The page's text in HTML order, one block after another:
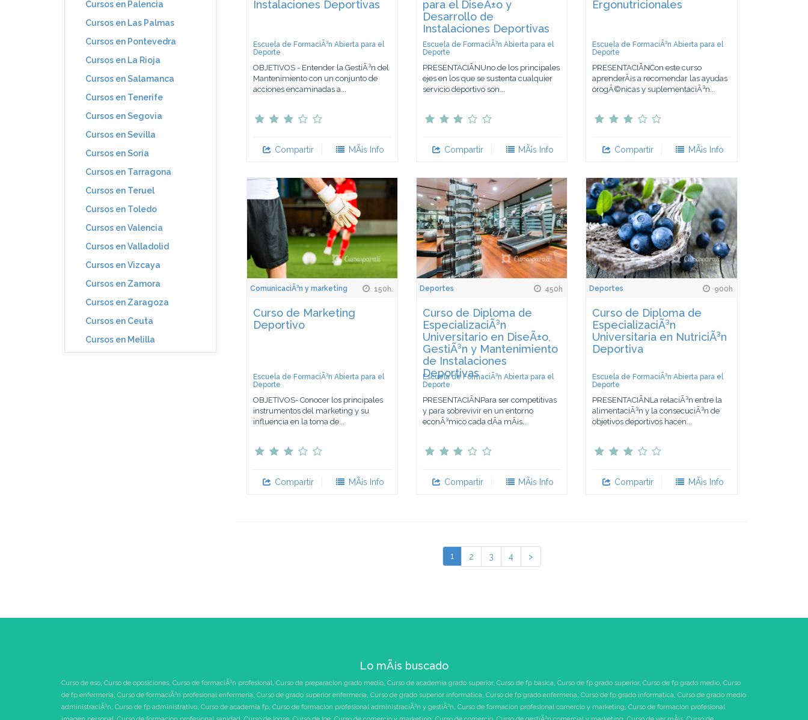
Cursos en Palencia
Cursos en Las Palmas
Cursos en Pontevedra
Cursos en La Rioja
Cursos en Salamanca
Cursos en Tenerife
Cursos en Segovia
Cursos en Sevilla
Cursos en Soria
Cursos en Tarragona
Cursos en Teruel
Cursos en Toledo
Cursos en Valencia
Cursos en Valladolid
Cursos en Vizcaya
Cursos en Zamora
Cursos en Zaragoza
Cursos en Ceuta
Cursos en Melilla
Instalaciones Deportivas
Escuela de FormaciÃ³n Abierta para el
Deporte
OBJETIVOS - Entender la GestiÃ³n del
Mantenimiento con un conjunto de
acciones encaminadas a...
Compartir MÃ¡s Info
para el DiseÃ±o y
Desarrollo de
Instalaciones Deportivas
Escuela de FormaciÃ³n Abierta para el
Deporte
PRESENTACIÃNUno de los principales
ejes en los que se sustenta cualquier
servicio deportivo son...
Compartir MÃ¡s Info
Ergonutricionales
Escuela de FormaciÃ³n Abierta para el
Deporte
PRESENTACIÃNCon este curso
aprenderÃ¡s a recomendar las ayudas
orogÃ©nicas y suplementaciÃ³n...
Compartir MÃ¡s Info
ComunicaciÃ³n y marketing 150h.
Curso de Marketing
Deportivo
Escuela de FormaciÃ³n Abierta para el
Deporte
OBJETIVOS- Conocer los principales
instrumentos del marketing y su
influencia en la toma de...
Compartir MÃ¡s Info
Deportes 450h
Curso de Diploma de
EspecializaciÃ³n
Universitario en DiseÃ±o,
GestiÃ³n y Mantenimiento
de Instalaciones
Deportivas
Escuela de FormaciÃ³n Abierta para el
Deporte
PRESENTACIÃNPara ser competitivas
y para sobrevivir en un entorno
econÃ³mico cada dÃ­a mÃ¡s...
Compartir MÃ¡s Info
Deportes 900h
Curso de Diploma de
EspecializaciÃ³n
Universitaria en NutriciÃ³n
Deportiva
Escuela de FormaciÃ³n Abierta para el
Deporte
PRESENTACIÃNLa relaciÃ³n entre la
alimentaciÃ³n y la consecuciÃ³n de
objetivos deportivos hacen...
Compartir MÃ¡s Info
1 2 3 4 >
Lo mÃ¡s buscado
Curso de eso, Curso de oposiciones, Curso de formaciÃ³n profesional, Curso de preparacion grado medio, Curso de academia grado superior, Curso de fp basica, Curso de fp grado superior, Curso de fp grado medio, Curso
de fp enfermeria, Curso de formaciÃ³n profesional enfermeria, Curso de grado superior enfermeria, Curso de grado superior informatica, Curso de fp grado enfermeria, Curso de fp grado informatica, Curso de grado medio
administraciÃ³n, Curso de fp administrativo, Curso de academia fp, Curso de formacion profesional administraciÃ³n y gestiÃ³n, Curso de formacion profesional comercio y marketing, Curso de formacion profesional